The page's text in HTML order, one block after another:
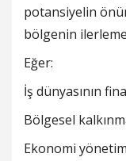
potansiyelin
bölgenin
Eğer:
İş dünyasının
Bölgesel
Ekonomi